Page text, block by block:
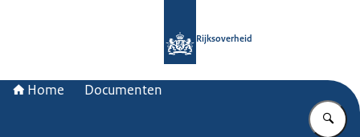
Rijksoverheid
Home Documenten